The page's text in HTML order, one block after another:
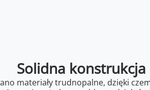
Solidna
materiały trudnopalne, dzięki